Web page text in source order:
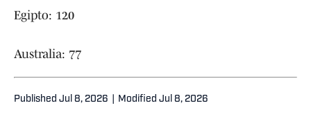
Egipto: 120
Australia: 77
Published Jul 8, 2026 Modified Jul 8, 2026